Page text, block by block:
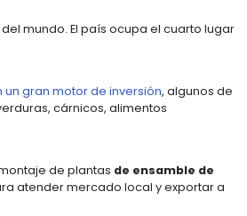
un excelente clima de
puertos, vías,
mercados como Estados